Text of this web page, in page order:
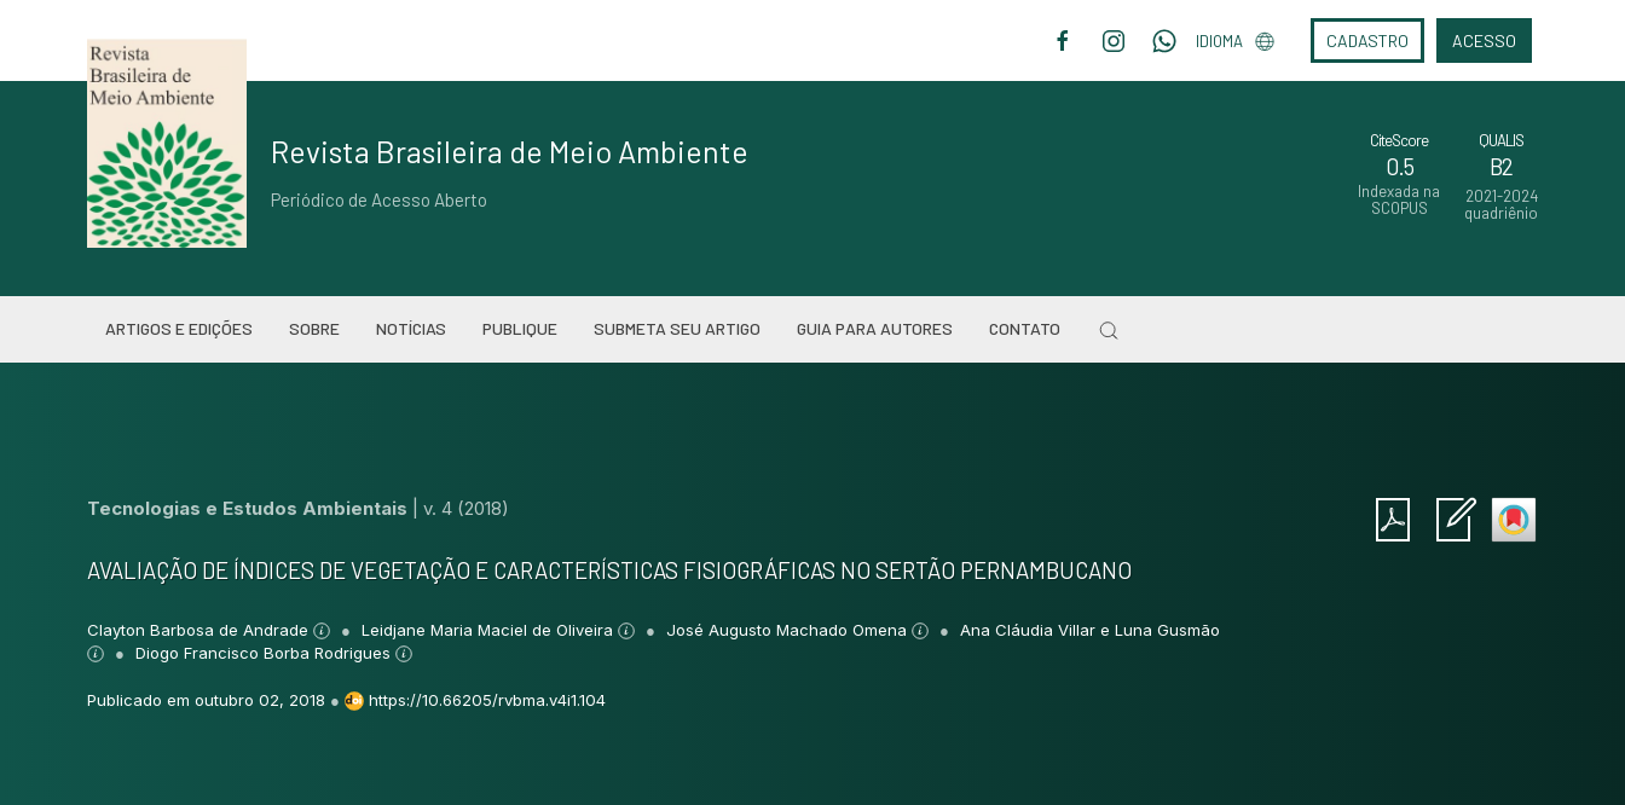
IDIOMA CADASTRO ACESSO
Revista Brasileira de Meio Ambiente
Periódico de Acesso Aberto
CiteScore
0.5
Indexada na
SCOPUS
QUALIS
B2
2021-2024
quadriênio
ARTIGOS E EDIÇÕES SOBRE NOTÍCIAS PUBLIQUE SUBMETA SEU ARTIGO GUIA PARA AUTORES CONTATO
Tecnologias e Estudos Ambientais v. 4 (2018)
AVALIAÇÃO DE ÍNDICES DE VEGETAÇÃO E CARACTERÍSTICAS FISIOGRÁFICAS NO SERTÃO PERNAMBUCANO
Clayton Barbosa de Andrade Leidjane Maria Maciel de Oliveira José Augusto Machado Omena
Ana Cláudia Villar e Luna Gusmão
Diogo Francisco Borba Rodrigues
Publicado em outubro 02, 2018 ● https://10.66205/rvbma.v4i1.104
0
0